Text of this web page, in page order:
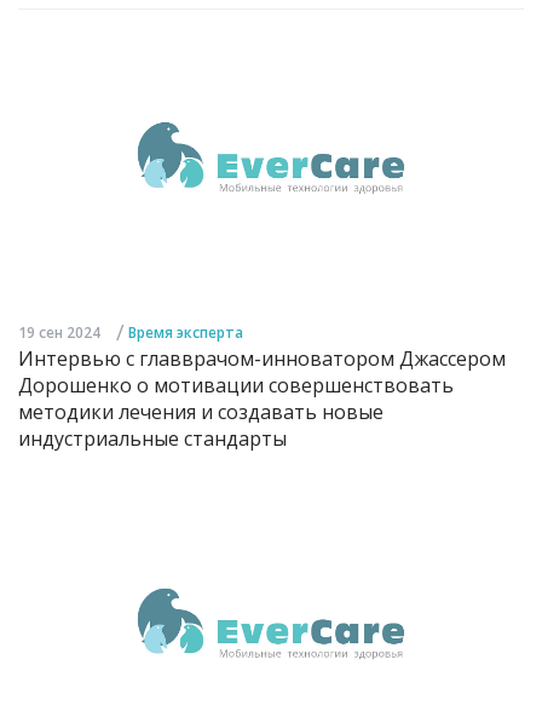
19 сен 2024 / Время эксперта
Интервью с главврачом-инноватором Джассером
Дорошенко о мотивации совершенствовать
методики лечения и создавать новые
индустриальные стандарты